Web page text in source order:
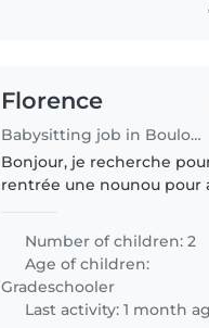
Florence
Babysitting job in Boulogne-Billancourt
Bonjour, je recherche
rentrée une nounou pour
Raphaël qui ont neuf ans, à
l'école Ecole à 16h30 et les
garder jusqu'à 18h30 19
Nous..
Number of children: 2
Age of children:
Gradeschooler
Last activity: 1 month